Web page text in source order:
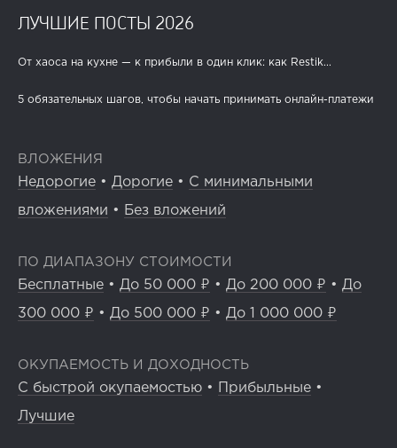
ЛУЧШИЕ ПОСТЫ 2026
От хаоса на кухне — к прибыли в один клик: как Restik...
5 обязательных шагов, чтобы начать принимать онлайн-платежи
ВЛОЖЕНИЯ
Недорогие • Дорогие • С минимальными
вложениями • Без вложений
ПО ДИАПАЗОНУ СТОИМОСТИ
Бесплатные • До 50 000 ₽ • До 200 000 ₽ • До
300 000 ₽ • До 500 000 ₽ • До 1 000 000 ₽
ОКУПАЕМОСТЬ И ДОХОДНОСТЬ
С быстрой окупаемостью • Прибыльные •
Лучшие